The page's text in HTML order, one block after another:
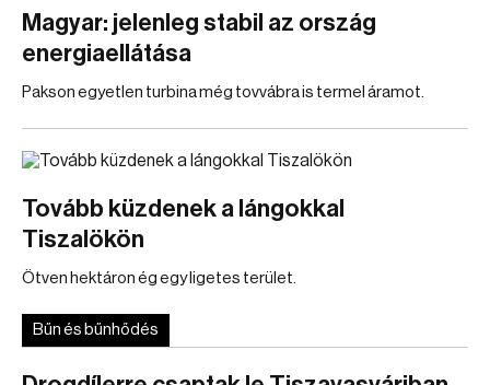
Magyar: jelenleg stabil az ország
energiaellátása
Pakson egyetlen turbina még tovvábra is termel áramot.
Tovább küzdenek a lángokkal
Tiszalökön
Ötven hektáron ég egy ligetes terület.
Bűn és bűnhődés